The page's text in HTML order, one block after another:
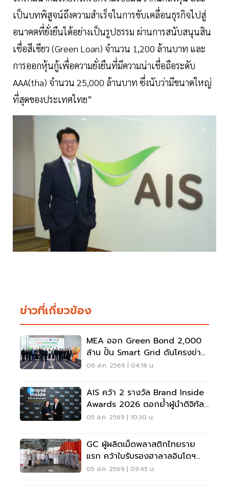
เป็นบทพิสูจน์ถึงความสำเร็จในการขับเคลื่อนธุรกิจไปสู่
อนาคตที่ยั่งยืนได้อย่างเป็นรูปธรรม ผ่านการสนับสนุนสิน
เชื่อสีเขียว (Green Loan) จำนวน 1,200 ล้านบาท และ
การออกหุ้นกู้เพื่อความยั่งยืนที่มีความน่าเชื่อถือระดับ
AAA(tha) จำนวน 25,000 ล้านบาท ซึ่งนับว่ามีขนาดใหญ่
ที่สุดของประเทศไทย”
ข่าวที่เกี่ยวข้อง
MEA ออก Green Bond 2,000
ล้าน ปั้น Smart Grid ดันโครงข่าย
ไฟฟ้าคาร์บอนต่ำ
06 ส.ค. 2569 | 04:18 น.
AIS คว้า 2 รางวัล Brand Inside
Awards 2026 ตอกย้ำผู้นำดิจิทัล
ไทย
05 ส.ค. 2569 | 10:30 น.
GC ผู้ผลิตเม็ดพลาสติกไทยราย
แรก คว้าใบรับรองฮาลาลอินโดฯ
ครอบคลุม 137 ผลิตภัณฑ์
05 ส.ค. 2569 | 09:45 น.